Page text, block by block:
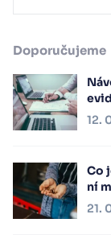
Doporučujeme
12.
Co
ní
21.